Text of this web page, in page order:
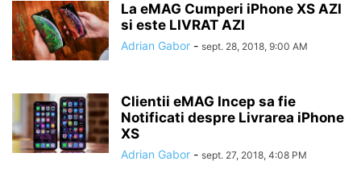
La eMAG Cumperi iPhone XS AZI
si este LIVRAT AZI
Adrian Gabor - sept. 28, 2018, 9:00 AM
Clientii eMAG Incep sa fie
Notificati despre Livrarea iPhone
XS
Adrian Gabor - sept. 27, 2018, 4:08 PM